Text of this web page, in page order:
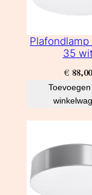
Plafondlamp
35 wit
€ 88,00